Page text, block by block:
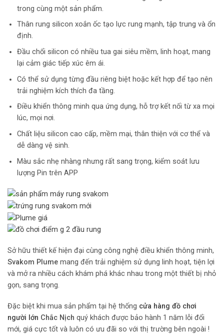
trong cùng một sản phẩm.
Thân rung silicon xoắn ốc tạo lực rung mạnh, tập trung và ổn
định.
Đầu chổi silicon có nhiều tua gai siêu mềm, linh hoạt, mang
lại cảm giác tiếp xúc êm ái.
Có thể sử dụng từng đầu riêng biệt hoặc kết hợp để tạo nên
trải nghiệm kích thích đa tầng.
Điều khiển thông minh qua ứng dụng, hỗ trợ kết nối từ xa mọi
lúc, mọi nơi.
Chất liệu silicon cao cấp, mềm mại, thân thiện với cơ thể và
dễ dàng vệ sinh.
Màu sắc nhẹ nhàng nhưng rất sang trọng, kiểm soát lưu
lượng Pin trên APP
Sở hữu thiết kế hiện đại cùng công nghệ điều khiển thông minh,
Svakom Plume mang đến trải nghiệm sử dụng linh hoạt, tiện lợi
và mở ra nhiều cách khám phá khác nhau trong một thiết bị nhỏ
gọn, sang trọng.
Đặc biệt khi mua sản phẩm tại hệ thống cửa hàng đồ chơi
người lớn Chắc Nịch quý khách được bảo hành 1 năm lỗi đổi
mới, giá cực tốt và luôn có ưu đãi so với thị trường bên ngoài !